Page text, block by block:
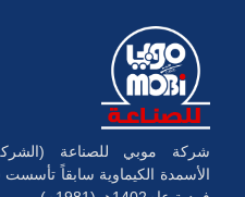
شركة موبي للصناعة
الأسمدة الكيماوية سابقاً